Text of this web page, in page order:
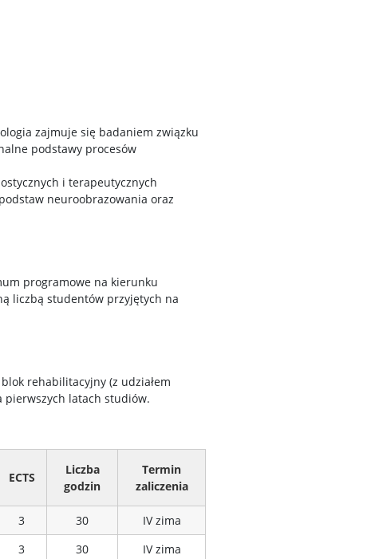
zajmuje się badaniem związku
podstawy procesów
i terapeutycznych
neuroobrazowania oraz
programowe na kierunku
liczbą studentów przyjętych na
rehabilitacyjny (z udziałem
pierwszych latach studiów.
ECTS
Liczba
godzin
Termin
zaliczenia
3 30
IV zima
3 30
IV zima